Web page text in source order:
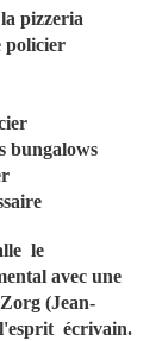
pizzeria
policier
bungalows
le
avec une
(Jean-
écrivain.